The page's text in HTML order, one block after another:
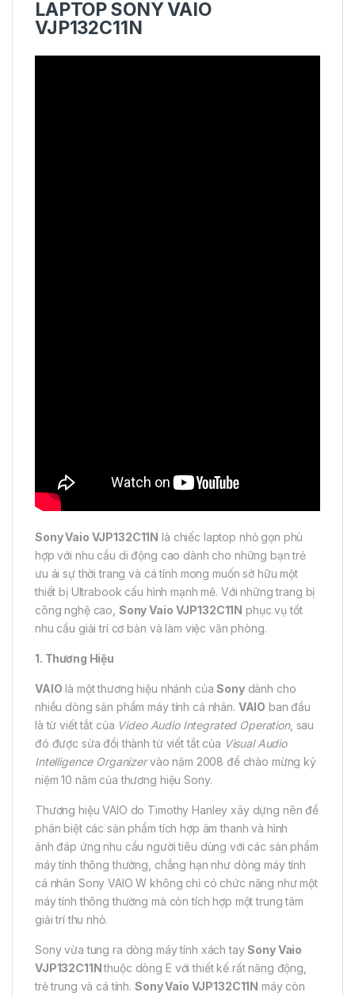
LAPTOP SONY VAIO
VJP132C11N
Sony Vaio VJP132C11N là chiếc laptop nhỏ gọn phù
hợp với nhu cầu di động cao dành cho những bạn trẻ
ưu ái sự thời trang và cá tính mong muốn sở hữu một
thiết bị Ultrabook cấu hình mạnh mẽ. Với những trang bị
công nghệ cao, Sony Vaio VJP132C11N phục vụ tốt
nhu cầu giải trí cơ bản và làm việc văn phòng.
1. Thương Hiệu
VAIO là một thương hiệu nhánh củaSonydành cho
nhiều dòng sản phẩm máy tính cá nhân. VAIO ban đầu
là từ viết tắt của Video Audio Integrated Operation, sau
đó được sửa đổi thành từ viết tắt của Visual Audio
Intelligence Organizervào năm 2008 để chào mừng kỷ
niệm 10 năm của thương hiệu Sony.
Thương hiệu VAIO do Timothy Hanley xây dựng nên để
phân biệt các sản phẩm tích hợp âm thanh và hình
ảnh đáp ứng nhu cầu người tiêu dùng với các sản phẩm
máy tính thông thường, chẳng hạn như dòng máy tính
cá nhân Sony VAIO W không chỉ có chức năng như một
máy tính thông thường mà còn tích hợp một trung tâm
giải trí thu nhỏ.
Sony vừa tung ra dòng máy tính xách taySony Vaio
VJP132C11Nthuộc dòng E với thiết kế rất năng động,
trẻ trung và cá tính. Sony Vaio VJP132C11N máy còn